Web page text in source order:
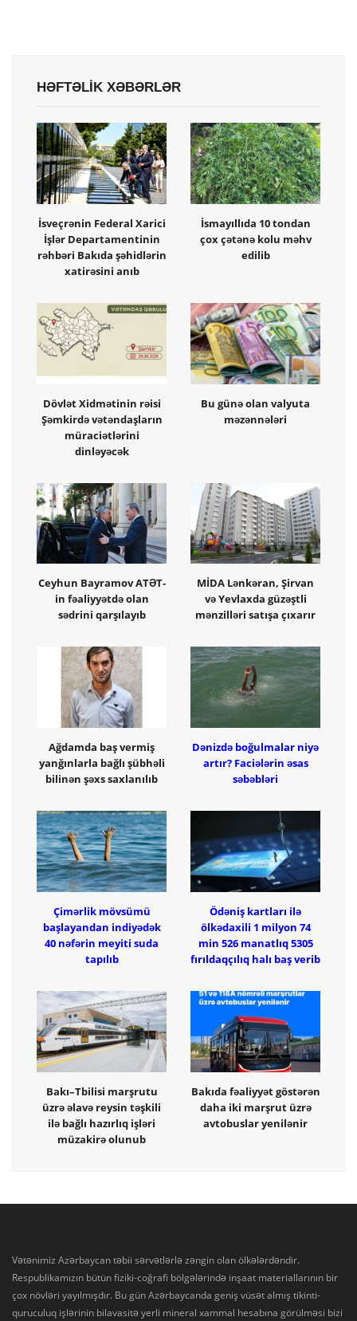
HƏFTƏLİK XƏBƏRLƏR
İsveçrənin Federal Xarici
İşlər Departamentinin
rəhbəri Bakıda şəhidlərin
xatirəsini anıb
İsmayıllıda 10 tondan
çox çətənə kolu məhv
edilib
Dövlət Xidmətinin rəisi
Şəmkirdə vətəndaşların
müraciətlərini
dinləyəcək
Bu günə olan valyuta
məzənnələri
Ceyhun Bayramov ATƏT-
in fəaliyyətdə olan
sədrini qarşılayıb
MİDA Lənkəran, Şirvan
və Yevlaxda güzəştli
mənzilləri satışa çıxarır
Ağdamda baş vermiş
yanğınlarla bağlı şübhəli
bilinən şəxs saxlanılıb
Dənizdə boğulmalar niyə
artır? Faciələrin əsas
səbəbləri
Çimərlik mövsümü
başlayandan indiyədək
40 nəfərin meyiti suda
tapılıb
Ödəniş kartları ilə
ölkədaxili 1 milyon 74
min 526 manatlıq 5305
fırıldaqçılıq halı baş verib
Bakı–Tbilisi marşrutu
üzrə əlavə reysin təşkili
ilə bağlı hazırlıq işləri
müzakirə olunub
Bakıda fəaliyyət göstərən
daha iki marşrut üzrə
avtobuslar yenilənir
Vətənimiz Azərbaycan təbii sərvətlərlə zəngin olan ölkələrdəndir.
Respublikamızın bütün fiziki-coğrafi bölgələrində inşaat materiallarının bir
çox növləri yayılmışdır. Bu gün Azərbaycanda geniş vüsət almış tikinti-
quruculuq işlərinin bilavasitə yerli mineral xammal hesabına görülməsi bizi